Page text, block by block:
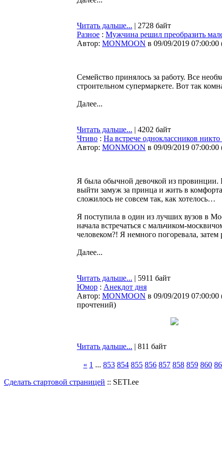
Читать дальше... | 2728 байт
Разное : Мужчина решил преобразить
Автор: MONMOON в 09/09/2019 07:00:00
Семейство принялось за работу. Все
строительном супермаркете. Вот так
Далее...
Читать дальше... | 4202 байт
Чтиво : На встрече одноклассников
Автор: MONMOON в 09/09/2019 07:00:00
Я была обычной девочкой из провинции.
выйти замуж за принца и жить в
сложилось не совсем так, как хотелось…
Я поступила в один из лучших вузов в
начала встречаться с мальчиком-
человеком?! Я немного погоревала,
Далее...
Читать дальше... | 5911 байт
Юмор : Анекдот дня
Автор: MONMOON в 09/09/2019 07:00:00
прочтений)
Читать дальше... | 811 байт
« 1 ... 853 854 855 856 857 858 859 860
Сделать стартовой страницей :: SETI.ee